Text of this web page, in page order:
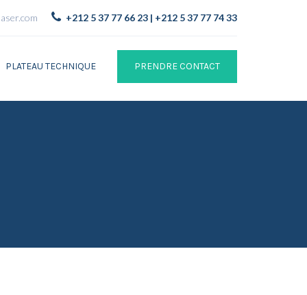
+212 5 37 77 66 23 | +212 5 37 77 74 33
PRENDRE CONTACT
PLATEAU TECHNIQUE